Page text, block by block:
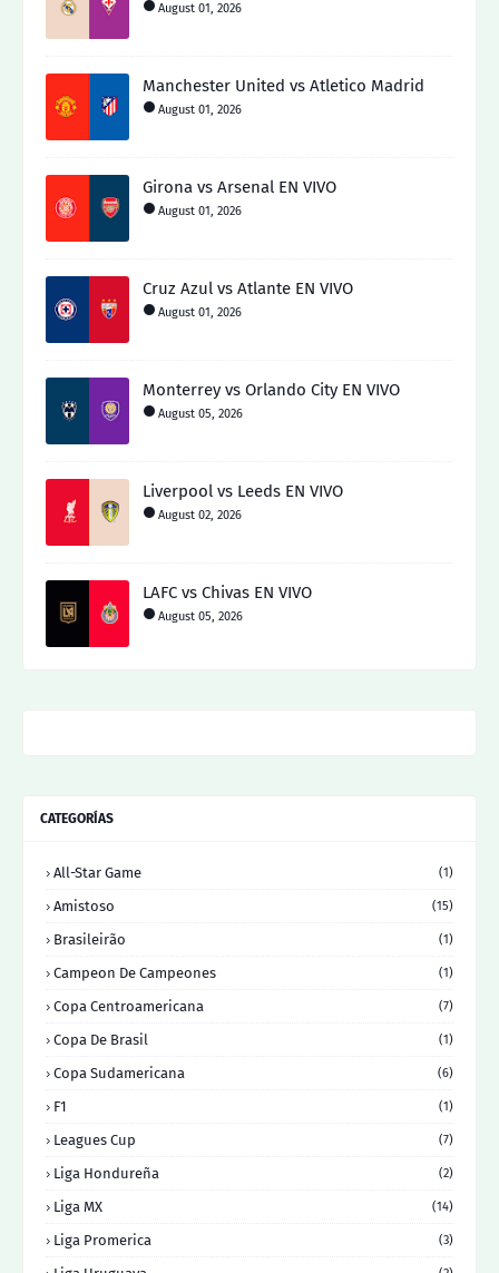
August 01, 2026
Manchester United vs Atletico Madrid
August 01, 2026
Girona vs Arsenal EN VIVO
August 01, 2026
Cruz Azul vs Atlante EN VIVO
August 01, 2026
Monterrey vs Orlando City EN VIVO
August 05, 2026
Liverpool vs Leeds EN VIVO
August 02, 2026
LAFC vs Chivas EN VIVO
August 05, 2026
CATEGORÍAS
All-Star Game (1)
Amistoso (15)
Brasileirão (1)
Campeon De Campeones (1)
Copa Centroamericana (7)
Copa De Brasil (1)
Copa Sudamericana (6)
F1 (1)
Leagues Cup (7)
Liga Hondureña (2)
Liga MX (14)
Liga Promerica (3)